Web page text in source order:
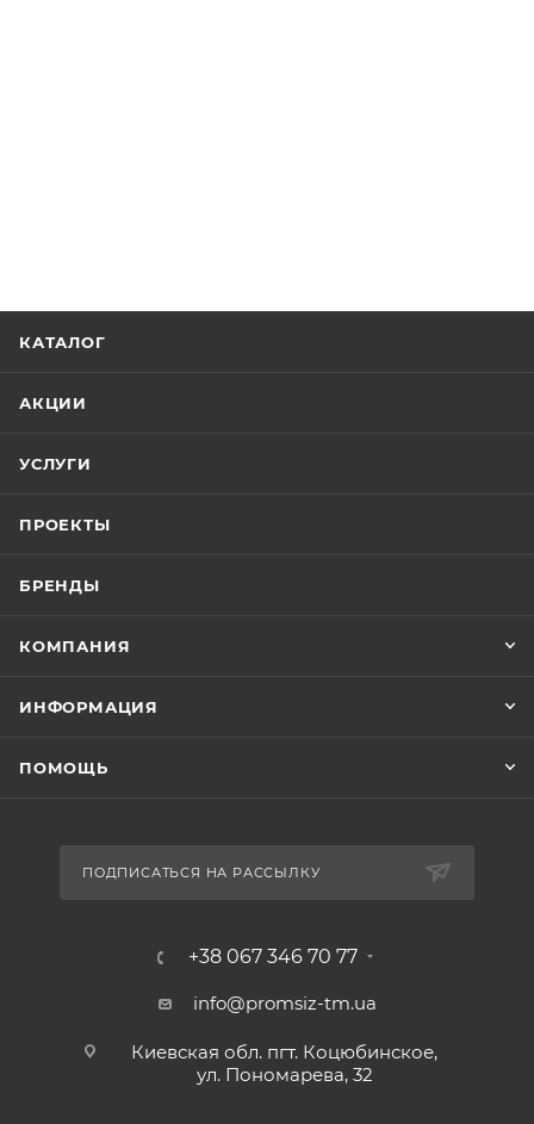
КАТАЛОГ
АКЦИИ
УСЛУГИ
ПРОЕКТЫ
БРЕНДЫ
КОМПАНИЯ
ИНФОРМАЦИЯ
ПОМОЩЬ
ПОДПИСАТЬСЯ НА РАССЫЛКУ
+38 067 346 70 77
info@promsiz-tm.ua
Киевская обл. пгт. Коцюбинское,
ул. Пономарева, 32